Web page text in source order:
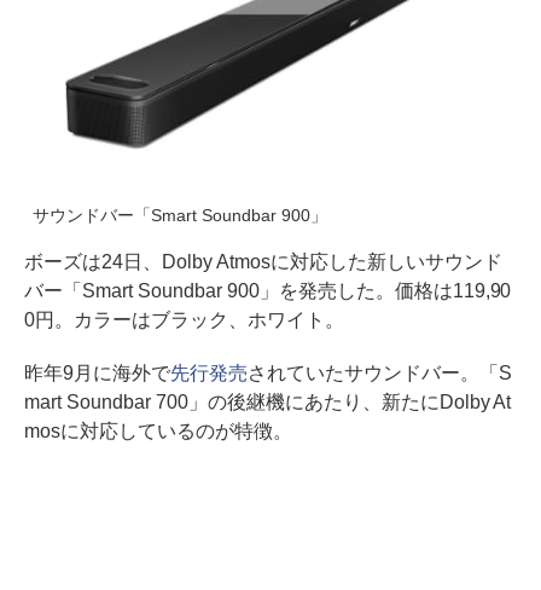
サウンドバー「Smart Soundbar 900」
ボーズは24日、Dolby Atmosに対応した新しいサウンド
バー「Smart Soundbar 900」を発売した。価格は119,90
0円。カラーはブラック、ホワイト。
昨年9月に海外で先行発売されていたサウンドバー。「S
mart Soundbar 700」の後継機にあたり、新たにDolby At
mosに対応しているのが特徴。